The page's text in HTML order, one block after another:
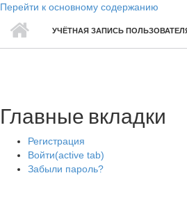
Перейти к основному содержанию
УЧЁТНАЯ ЗАПИСЬ
Главные вкладки
Регистрация
Войти(active tab)
Забыли пароль?